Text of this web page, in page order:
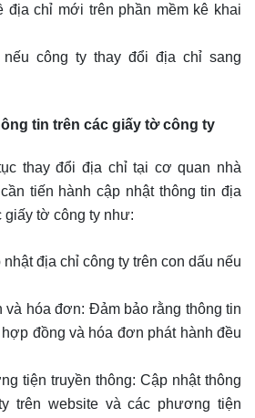
địa chỉ mới trên phần mềm kê khai
công ty thay đổi địa chỉ sang
tin trên các giấy tờ công ty
thay đổi địa chỉ tại cơ quan nhà
tiến hành cập nhật thông tin địa
giấy tờ công ty như:
địa chỉ công ty trên con dấu nếu
và hóa đơn: Đảm bảo rằng thông tin
đồng và hóa đơn phát hành đều
tiện truyền thông: Cập nhật thông
trên website và các phương tiện